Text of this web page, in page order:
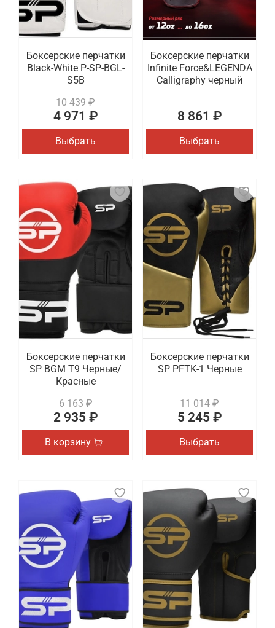
Боксерские перчатки
Black-White P-SP-BGL-
S5B
10 439 ₽
4 971 ₽
Выбрать
Боксерские перчатки
Infinite Force&LEGENDA
Calligraphy черный
8 861 ₽
Выбрать
Боксерские перчатки
SP BGM T9 Черные/
Красные
6 163 ₽
2 935 ₽
В корзину
Боксерские перчатки
SP PFTK-1 Черные
11 014 ₽
5 245 ₽
Выбрать